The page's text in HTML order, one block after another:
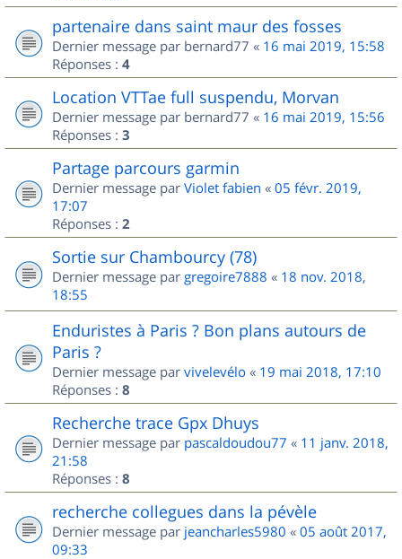
partenaire dans saint maur des fosses
Dernier message par bernard77 « 16 mai 2019, 15:58
Réponses : 4
Location VTTae full suspendu, Morvan
Dernier message par bernard77 « 16 mai 2019, 15:56
Réponses : 3
Partage parcours garmin
Dernier message par Violet fabien « 05 févr. 2019,
17:07
Réponses : 2
Sortie sur Chambourcy (78)
Dernier message par gregoire7888 « 18 nov. 2018,
18:55
Enduristes à Paris ? Bon plans autours de
Paris ?
Dernier message par vivelevélo « 19 mai 2018, 17:10
Réponses : 8
Recherche trace Gpx Dhuys
Dernier message par pascaldoudou77 « 11 janv. 2018,
21:58
Réponses : 8
recherche collegues dans la pévèle
Dernier message par jeancharles5980 « 05 août 2017,
09:33